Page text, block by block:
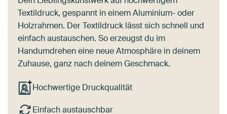
Textildruck, gespannt in einem Aluminium- oder
Holzrahmen. Der Textildruck lässt sich schnell und
einfach austauschen. So erzeugst du im
Handumdrehen eine neue Atmosphäre in deinem
Zuhause, ganz nach deinem Geschmack.
Hochwertige Druckqualität
Einfach austauschbar